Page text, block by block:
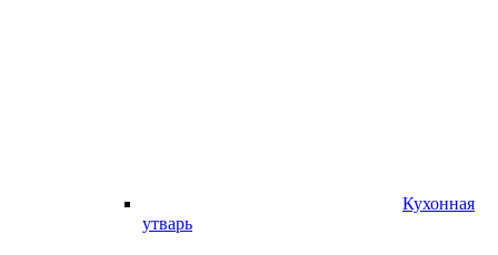
Кухонная
утварь